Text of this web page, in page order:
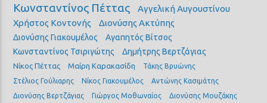
Κωνσταντίνος Πέττας
Αγγελική Αυγουστίνου
Χρήστος Κοντονής
Διονύσης Ακτύπης
Διονύσης Γιακουμέλος
Αγαπητός Βίτσος
Κωνσταντίνος Τσιριγώτης
Δημήτρης Βερτζάγιας
Νίκος Πέττας Μαίρη Καρακασίδη
Τάκης Βρυώνης
Στέλιος Γούλιαρης
Νίκος Γιακουμέλος
Αντώνης Κασιμάτης
Διονύσης Βερτζάγιας
Γιώργος Μοθωναίος
Διονύσης Μουζάκης